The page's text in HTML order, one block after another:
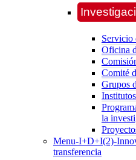
Servicio
Oficina
Comité
Grupos
la
Menu-I+D+I(2)-
transferencia